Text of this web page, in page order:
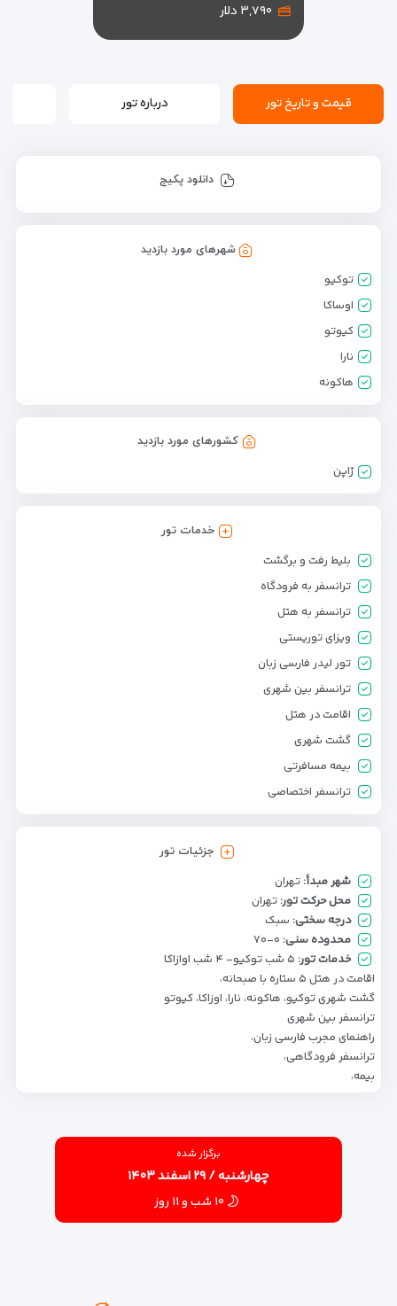
۳,۷۹۰ دلار
قیمت و تاریخ تور درباره تور
دانلود پکیج
شهرهای مورد بازدید
توکیو
اوساکا
کیوتو
نارا
هاکونه
کشورهای مورد بازدید
ژاپن
خدمات تور
بلیط رفت و برگشت
ترانسفر به فرودگاه
ترانسفر به هتل
ویزای توریستی
تور لیدر فارسی زبان
ترانسفر بین شهری
اقامت در هتل
گشت شهری
بیمه مسافرتی
ترانسفر اختصاصی
جزئیات تور
شهر مبدأ: تهران
محل حرکت تور: تهران
درجه سختی: سبک
محدوده سنی: ۰-۷۰
خدمات تور: ۵ شب توکیو- ۴ شب اوازاکا
اقامت در هتل ۵ ستاره با صبحانه،
گشت شهری توکیو، هاکونه، نارا، اوزاکا، کیوتو
ترانسفر بین شهری
راهنمای مجرب فارسی زبان،
ترانسفر فرودگاهی،
بیمه،
برگزار شده
چهارشنبه / ۲۹ اسفند ۱۴۰۳
۱۰ شب و ۱۱ روز